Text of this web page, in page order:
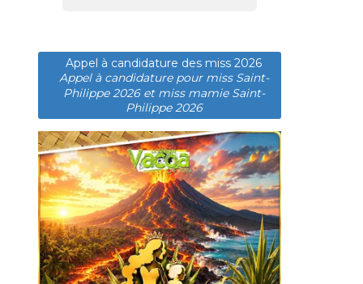
Appel à candidature des miss 2026
Appel à candidature pour miss Saint-
Philippe 2026 et miss mamie Saint-
Philippe 2026